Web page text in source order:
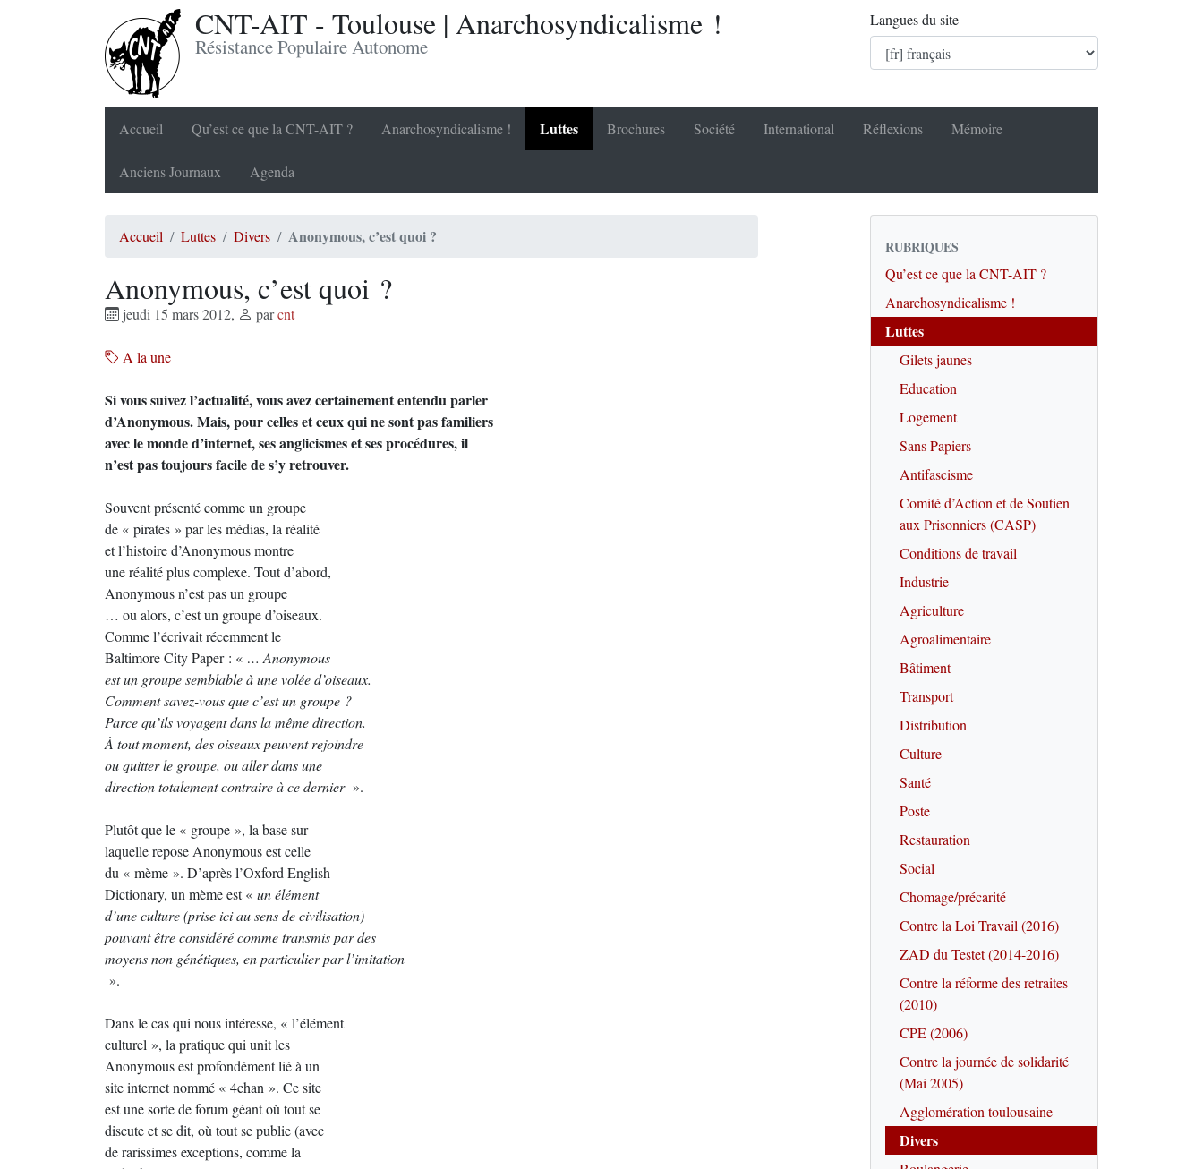
CNT-AIT - Toulouse | Anarchosyndicalisme !
Résistance Populaire Autonome
Langues du site
Accueil Qu’est ce que la CNT-AIT ? Anarchosyndicalisme ! Luttes Brochures Société International Réflexions Mémoire
Anciens Journaux Agenda
Accueil Luttes Divers Anonymous, c’est quoi ?
Anonymous, c’est quoi ?
jeudi 15 mars 2012, parcnt
A la une
Si vous suivez l’actualité, vous avez certainement entendu parler
d’Anonymous. Mais, pour celles et ceux qui ne sont pas familiers
avec le monde d’internet, ses anglicismes et ses procédures, il
n’est pas toujours facile de s’y retrouver.
Souvent présenté comme un groupe
de « pirates » par les médias, la réalité
et l’histoire d’Anonymous montre
une réalité plus complexe. Tout d’abord,
Anonymous n’est pas un groupe
… ou alors, c’est un groupe d’oiseaux.
Comme l’écrivait récemment le
Baltimore City Paper : « … Anonymous
est un groupe semblable à une volée d’oiseaux.
Comment savez-vous que c’est un groupe ?
Parce qu’ils voyagent dans la même direction.
À tout moment, des oiseaux peuvent rejoindre
ou quitter le groupe, ou aller dans une
direction totalement contraire à ce dernier ».
Plutôt que le « groupe », la base sur
laquelle repose Anonymous est celle
du « mème ». D’après l’Oxford English
Dictionary, un mème est « un élément
d’une culture (prise ici au sens de civilisation)
pouvant être considéré comme transmis par des
moyens non génétiques, en particulier par l’imitation
».
Dans le cas qui nous intéresse, « l’élément
culturel », la pratique qui unit les
Anonymous est profondément lié à un
site internet nommé « 4chan ». Ce site
est une sorte de forum géant où tout se
discute et se dit, où tout se publie (avec
de rarissimes exceptions, comme la
RUBRIQUES
Qu’est ce que la CNT-AIT ?
Anarchosyndicalisme !
Luttes
Gilets jaunes
Education
Logement
Sans Papiers
Antifascisme
Comité d’Action et de Soutien
aux Prisonniers (CASP)
Conditions de travail
Industrie
Agriculture
Agroalimentaire
Bâtiment
Transport
Distribution
Culture
Santé
Poste
Restauration
Social
Chomage/précarité
Contre la Loi Travail (2016)
ZAD du Testet (2014-2016)
Contre la réforme des retraites
(2010)
CPE (2006)
Contre la journée de solidarité
(Mai 2005)
Agglomération toulousaine
Divers